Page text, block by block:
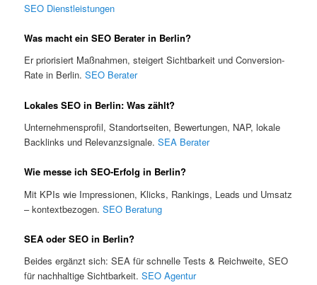
SEO Dienstleistungen
Was macht ein SEO Berater in Berlin?
Er priorisiert Maßnahmen, steigert Sichtbarkeit und Conversion-
Rate in Berlin.SEO Berater
Lokales SEO in Berlin: Was zählt?
Unternehmensprofil, Standortseiten, Bewertungen, NAP, lokale
Backlinks und Relevanzsignale.SEA Berater
Wie messe ich SEO-Erfolg in Berlin?
Mit KPIs wie Impressionen, Klicks, Rankings, Leads und Umsatz
– kontextbezogen.SEO Beratung
SEA oder SEO in Berlin?
Beides ergänzt sich: SEA für schnelle Tests & Reichweite, SEO
für nachhaltige Sichtbarkeit.SEO Agentur